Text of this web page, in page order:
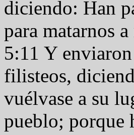
diciendo: Han
para matarnos
5:11 Y
filisteos,
vuélvase a su
pueblo; porque